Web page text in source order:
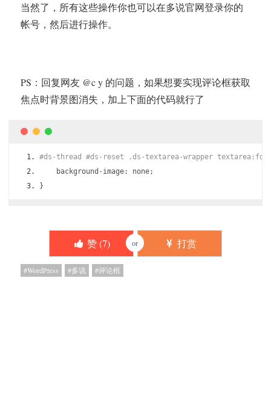
当然了，所有这些操作你也可以在多说官网登录你的
帐号，然后进行操作。
PS：回复网友 @c y 的问题，如果想要实现评论框获取
焦点时背景图消失，加上下面的代码就行了
#ds-thread #ds-reset .ds-textarea-wrapper
    background
-image: none;
}
赞 (7) or 打赏
WordPress 多说 评论框